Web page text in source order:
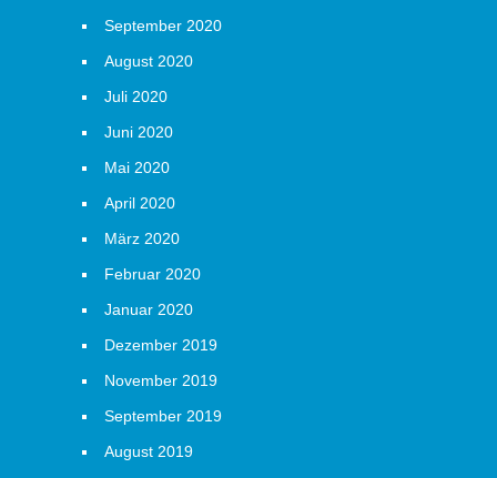
September 2020
August 2020
Juli 2020
Juni 2020
Mai 2020
April 2020
März 2020
Februar 2020
Januar 2020
Dezember 2019
November 2019
September 2019
August 2019